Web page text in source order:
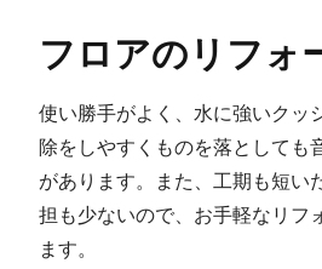
フロアのリフォ
使い勝手がよく、水に強いクッ
除をしやすくものを落としても
があります。また、工期も短い
担も少ないので、お手軽なリフ
ます。